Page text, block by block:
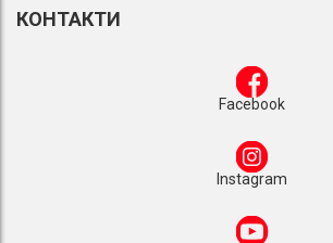
КОНТАКТИ
Facebook
Instagram